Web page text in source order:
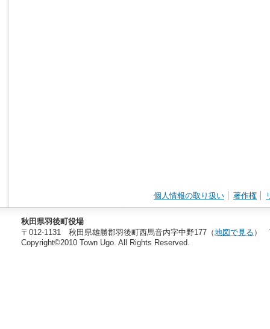
個人情報の取り扱い 著作権
秋田県羽後町役場
〒012-1131 秋田県雄勝郡羽後町西馬音内字中野177（地図で見る ）
Copyright©2010 Town Ugo. All Rights Reserved.